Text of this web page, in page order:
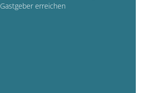
Gastgeber erreichen